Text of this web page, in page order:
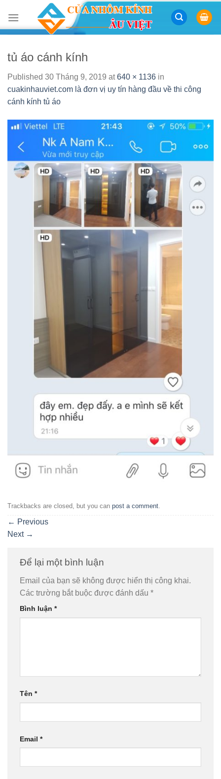
content
tủ áo cánh kính
Published 30 Tháng 9, 2019 at640 × 1136 in
cuakinhauviet.com là đơn vị uy tín hàng đầu về thi công
cánh kính tủ áo
Trackbacks are closed, but you can post a comment
← Previous
Next →
Để lại một bình luận
Email của bạn sẽ không được hiển thị công khai.
Các trường bắt buộc được đánh dấu *
Bình luận *
Tên *
Email *